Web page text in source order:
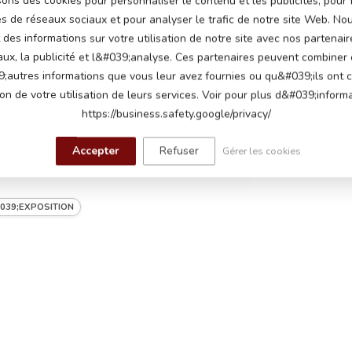
7Ah
un moteur sur chaque roue arrière
jusqu'à 5 km par heure
démarrage, klaxon, connexion USB,
musique intégrée
de réseaux sociaux et pour analyser le trafic de notre site Web.
informations sur votre utilisation de notre site avec nos
la publicité et l&#039;analyse. Ces partenaires peuvent combiner
informations que vous leur avez fournies ou qu&#039;ils ont
de votre utilisation de leurs services. Voir pour plus
https://business.safety.google/privacy/
Accepter Refuser Gérer les cookies